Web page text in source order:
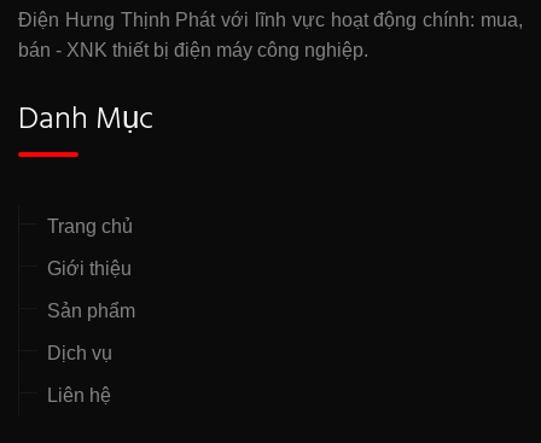
Điện Hưng Thịnh Phát với lĩnh vực hoạt động chính: mua,
bán - XNK thiết bị điện máy công nghiệp.
Danh Mục
Trang chủ
Giới thiệu
Sản phẩm
Dịch vụ
Liên hệ